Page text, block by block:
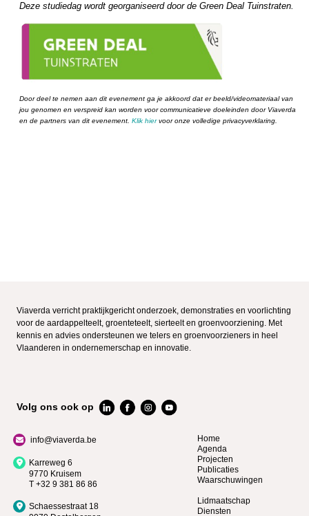
Deze studiedag wordt georganiseerd door de Green Deal Tuinstraten.
Door deel te nemen aan dit evenement ga je akkoord dat er beeld/videomateriaal van
jou genomen en verspreid kan worden voor communicatieve doeleinden door Viaverda
en de partners van dit evenement. Klik hiervoor onze volledige privacyverklaring.
Viaverda verricht praktijkgericht onderzoek, demonstraties en voorlichting
voor de aardappelteelt, groenteteelt, sierteelt en groenvoorziening. Met
kennis en advies ondersteunen we telers en groenvoorzieners in heel
Vlaanderen in ondernemerschap en innovatie.
Volg ons ook op
info@viaverda.be
Karreweg 6
9770 Kruisem
T +32 9 381 86 86
Schaessestraat 18
Home
Agenda
Projecten
Publicaties
Waarschuwingen
Lidmaatschap
Diensten